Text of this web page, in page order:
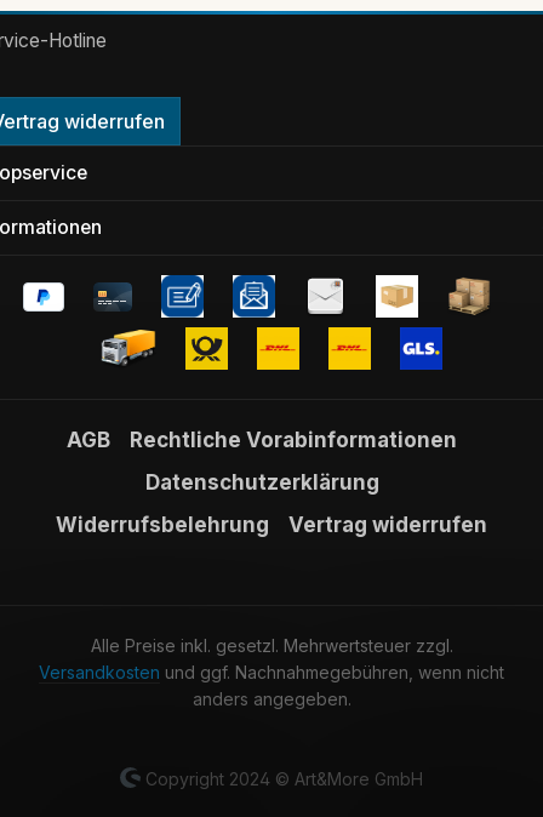
Hotline
widerrufen
AGB
Rechtliche Vorabinformationen
Datenschutzerklärung
Widerrufsbelehrung
Vertrag widerrufen
Alle Preise inkl. gesetzl. Mehrwertsteuer zzgl.
Versandkosten und ggf. Nachnahmegebühren, wenn nicht
anders angegeben.
Copyright 2024 © Art&More GmbH